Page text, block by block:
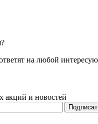
на любой
акций и новостей